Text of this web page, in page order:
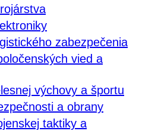
zabezpečenia
vied a
výchovy a športu
a obrany
taktiky a